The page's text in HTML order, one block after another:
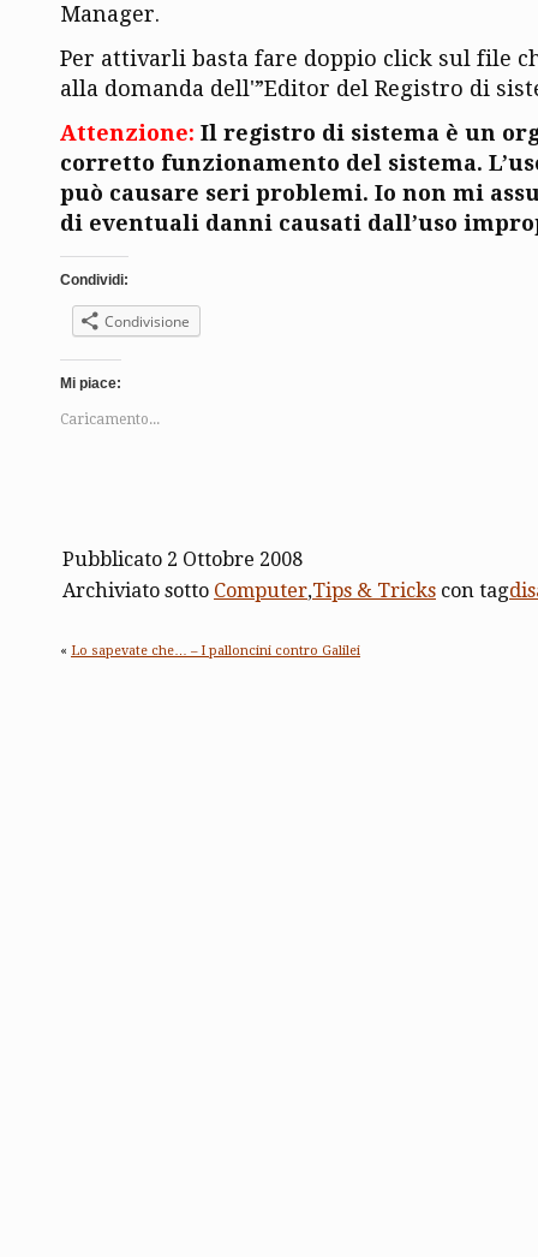
Manager.
Per attivarli basta fare doppio click sul file
alla domanda dell'”Editor del Registro di
Attenzione: Il registro di sistema è un
corretto funzionamento del sistema.
può causare seri problemi. Io non mi
di eventuali danni causati dall’uso
Condividi:
Condivisione
Mi piace:
Caricamento...
Pubblicato 2 Ottobre 2008
Archiviato sotto Computer,Tips & Tricks con tag
« Lo sapevate che… – I palloncini contro Galilei